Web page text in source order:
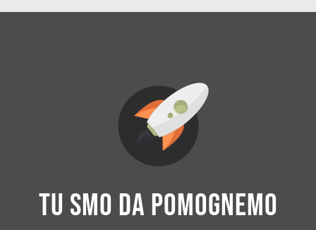
Tu smo da pomognemo